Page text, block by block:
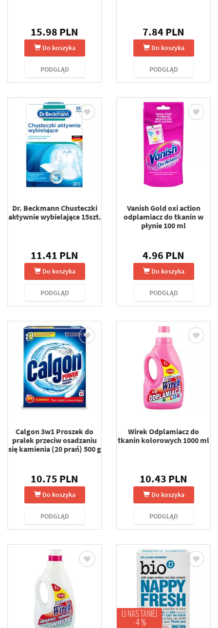
15.98 PLN
Do koszyka
PODGLĄD
7.84 PLN
Do koszyka
PODGLĄD
Dr. Beckmann Chusteczki
aktywnie wybielające 15szt.
11.41 PLN
Do koszyka
PODGLĄD
Vanish Gold oxi action
odplamiacz do tkanin w
płynie 100 ml
4.96 PLN
Do koszyka
PODGLĄD
Calgon 3w1 Proszek do
pralek przeciw osadzaniu
się kamienia (20 prań) 500 g
10.75 PLN
Do koszyka
PODGLĄD
Wirek Odplamiacz do
tkanin kolorowych 1000 ml
10.43 PLN
Do koszyka
PODGLĄD
U NAS TANIEJ
-4 %